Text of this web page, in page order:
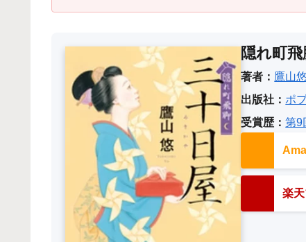
隠れ町
著者： 鷹山悠
出版社： ポ
受賞歴：第9
楽